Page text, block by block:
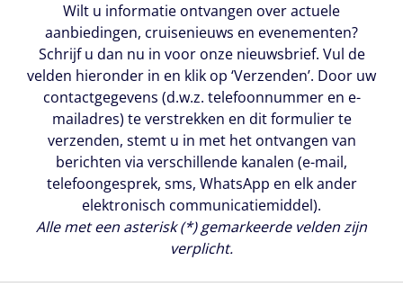
Wilt u informatie ontvangen over actuele
aanbiedingen, cruisenieuws en evenementen?
Schrijf u dan nu in voor onze nieuwsbrief. Vul de
velden hieronder in en klik op ‘Verzenden’. Door uw
contactgegevens (d.w.z. telefoonnummer en e-
mailadres) te verstrekken en dit formulier te
verzenden, stemt u in met het ontvangen van
berichten via verschillende kanalen (e-mail,
telefoongesprek, sms, WhatsApp en elk ander
elektronisch communicatiemiddel).
Alle met een asterisk (*) gemarkeerde velden zijn
verplicht.